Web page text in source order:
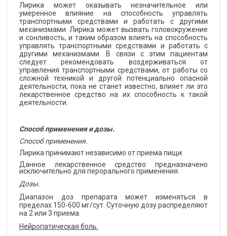
Лирика может оказывать незначительное или
умеренное влияние на способность управлять
транспортными средствами и работать с другими
механизмами. Лирика может вызвать головокружение
и сонливость, и таким образом влиять на способность
управлять транспортными средствами и работать с
другими механизмами. В связи с этим пациентам
следует рекомендовать воздерживаться от
управления транспортными средствами, от работы со
сложной техникой и другой потенциально опасной
деятельности, пока не станет известно, влияет ли это
лекарственное средство на их способность к такой
деятельности.
Способ применения и дозы.
Способ применения.
Лирика принимают независимо от приема пищи.
Данное лекарственное средство предназначено
исключительно для перорального применения.
Дозы.
Диапазон доз препарата может изменяться в
пределах 150-600 мг/сут. Суточную дозу распределяют
на 2 или 3 приема.
Нейропатическая боль.